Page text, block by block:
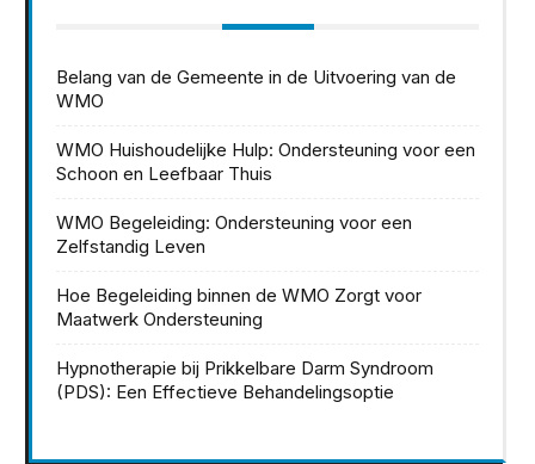
Belang van de Gemeente in de Uitvoering van de
WMO
WMO Huishoudelijke Hulp: Ondersteuning voor een
Schoon en Leefbaar Thuis
WMO Begeleiding: Ondersteuning voor een
Zelfstandig Leven
Hoe Begeleiding binnen de WMO Zorgt voor
Maatwerk Ondersteuning
Hypnotherapie bij Prikkelbare Darm Syndroom
(PDS): Een Effectieve Behandelingsoptie